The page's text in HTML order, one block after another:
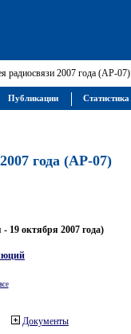
радиосвязи 2007 года (АР-07)
года (АР-07)
19 октября 2007 года)
Документы
Публикации Статистика